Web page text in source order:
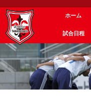
ホーム
試合日程